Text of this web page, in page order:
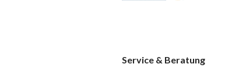
Service & Beratung